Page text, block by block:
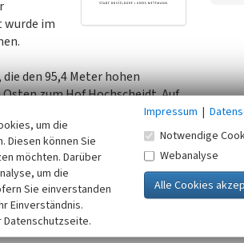
wurde im
den 95,4 Meter hohen
zum Hof Hochscheidt. Auf
die Kreuzung mit dem
Gaststätte an dem
N° 2 zu finden. Die
Die Straße verläuft in gerader
S. 39).
um die
Diesen können Sie
möchten. Darüber
um die
Sie einverstanden
Einverständnis.
Impressum |
Notwendige
Webanalyse